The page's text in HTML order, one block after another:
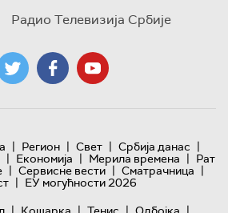
Радио Телевизија Србије
| Регион | Свет | Србија данас |
| Економија | Мерила времена | Рат
| Сервисне вести | Сматрачница |
| ЕУ могућности 2026